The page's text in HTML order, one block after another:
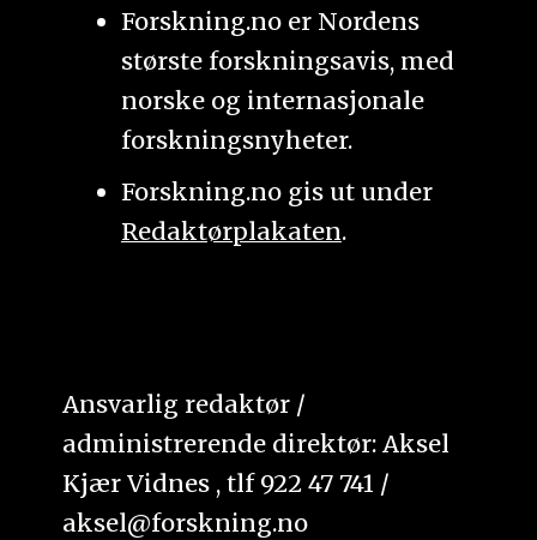
Forskning.no er Nordens
største forskningsavis, med
norske og internasjonale
forskningsnyheter.
Forskning.no gis ut under
Redaktørplakaten.
Ansvarlig redaktør /
administrerende direktør: Aksel
Kjær Vidnes , tlf 922 47 741 /
aksel@forskning.no